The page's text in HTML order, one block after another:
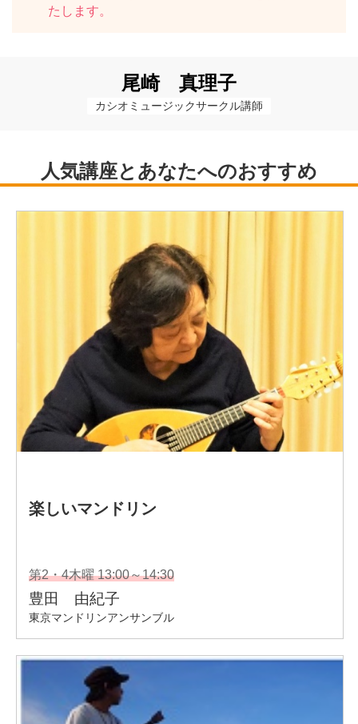
たします。
尾崎 真理子
カシオミュージックサークル講師